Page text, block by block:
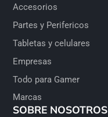
Accesorios
Partes y Perifericos
Tabletas y celulares
Empresas
Todo para Gamer
Marcas
SOBRE NOSOTROS